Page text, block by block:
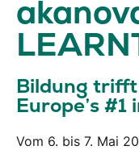
Bildung
Europe’s
Vom 6. bis 7. Mai